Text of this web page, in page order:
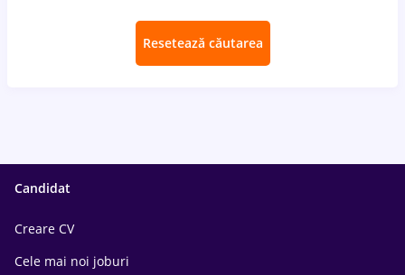
Resetează căutarea
Candidat
Creare CV
Cele mai noi joburi